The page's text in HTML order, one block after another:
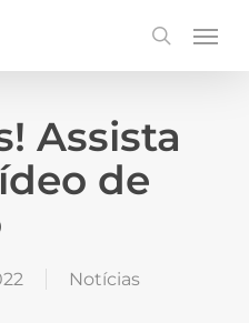
search
Menu
Assista
de
Notícias